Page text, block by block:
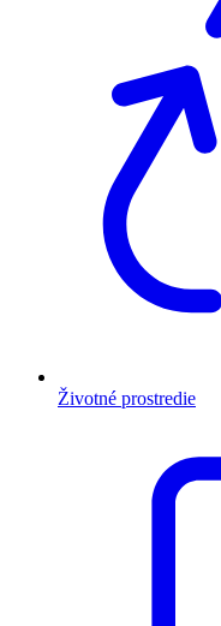
Životné prostredie